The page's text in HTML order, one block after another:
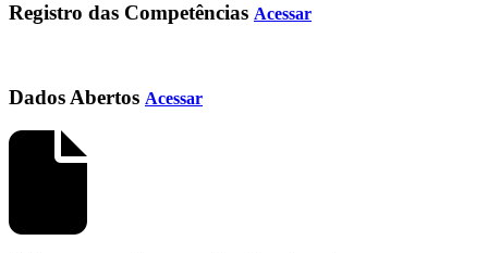
Registro das Competências Acessar
Dados Abertos Acessar